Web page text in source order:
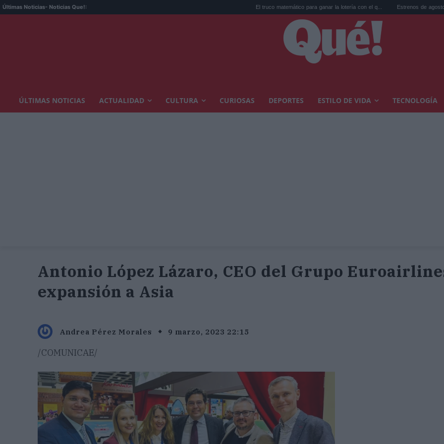
Últimas Noticias- Noticias Que!: El truco matemático para ganar la lotería con el q... Estrenos de agosto en
ÚLTIMAS NOTICIAS ACTUALIDAD CULTURA CURIOSAS DEPORTES ESTILO DE VIDA TECNOLOGÍA
Antonio López Lázaro, CEO del Grupo
expansión a Asia
Andrea Pérez Morales 9 marzo, 2023 22:15
/COMUNICAE/